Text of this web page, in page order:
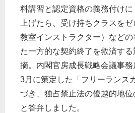
料講習と認定資格の義務付け
上げたら、受け持ちクラスを
教室インストラクター）など
た一方的な契約終了を救済す
摘。内閣官房成長戦略会議事務
3月に策定した「フリーランス
づき、独占禁止法の優越的地
と答弁しました。